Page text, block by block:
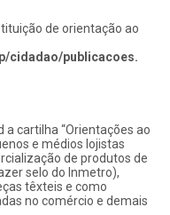
de orientação ao
cidadao/publicacoes.
a cartilha “Orientações ao
e médios lojistas
de produtos de
selo do Inmetro),
têxteis e como
no comércio e demais